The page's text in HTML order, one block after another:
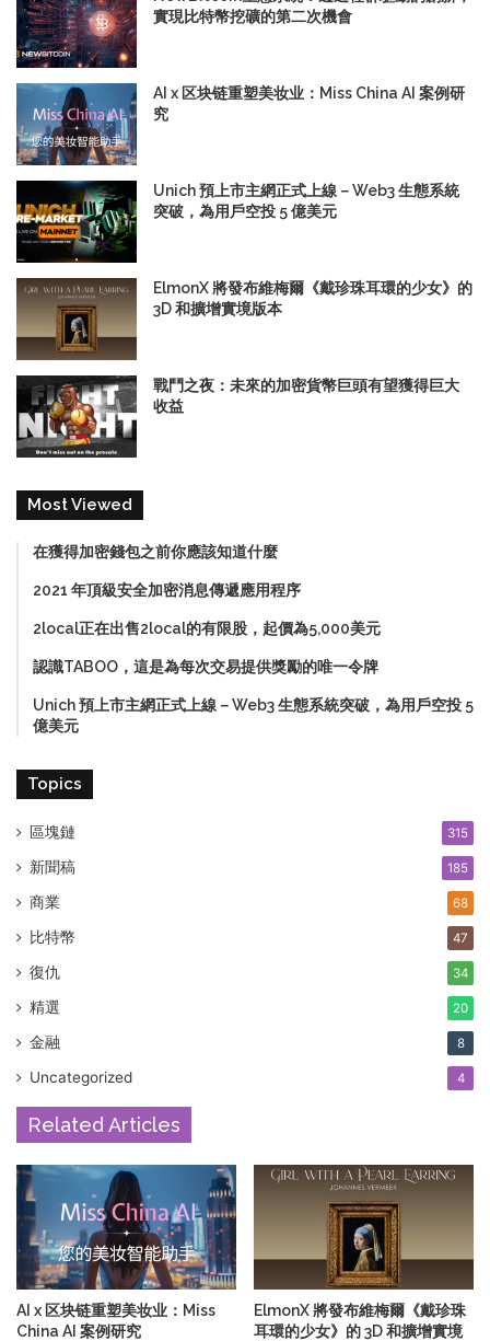
實現比特幣挖礦的第二次機會
AI x 区块链重塑美妆业：Miss China AI 案例研
究
Unich 預上市主網正式上線－Web3 生態系統
突破，為用戶空投 5 億美元
ElmonX 將發布維梅爾《戴珍珠耳環的少女》的
3D 和擴增實境版本
戰鬥之夜：未來的加密貨幣巨頭有望獲得巨大
收益
Most Viewed
在獲得加密錢包之前你應該知道什麼
2021 年頂級安全加密消息傳遞應用程序
2local正在出售2local的有限股，起價為5,000美元
認識TABOO，這是為每次交易提供獎勵的唯一令牌
Unich 預上市主網正式上線－Web3 生態系統突破，為用戶空投 5
億美元
Topics
區塊鏈 315
新聞稿 185
商業 68
比特幣 47
復仇 34
精選 20
金融 8
Uncategorized 4
Related Articles
AI x 区块链重塑美妆业：Miss
China AI 案例研究
ElmonX 將發布維梅爾《戴珍珠
耳環的少女》的 3D 和擴增實境